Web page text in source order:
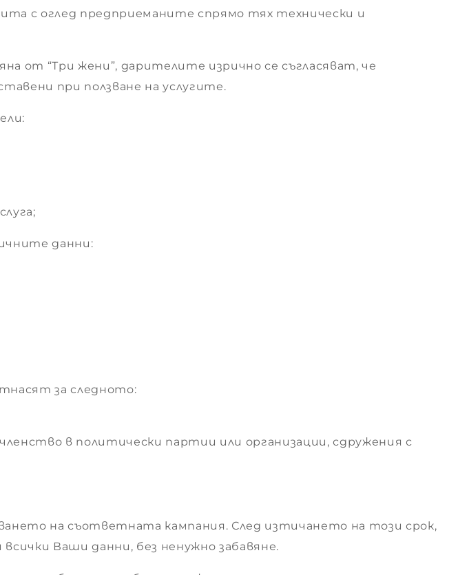
с оглед предприеманите спрямо тях технически и
от “Три жени”, дарителите изрично се съгласяват, че
при ползване на услугите.
данни:
за следното:
в политически партии или организации, сдружения с
на съответната кампания. След изтичането на този срок,
Ваши данни, без ненужно забавяне.